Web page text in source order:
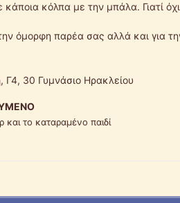
κόλπα με την μπάλα. Γιατί
όμορφη παρέα σας αλλά και για
30 Γυμνάσιο Ηρακλείου
και το καταραμένο παιδί